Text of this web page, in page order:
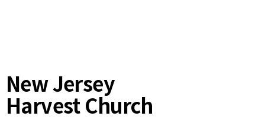
New Jersey
Harvest Church